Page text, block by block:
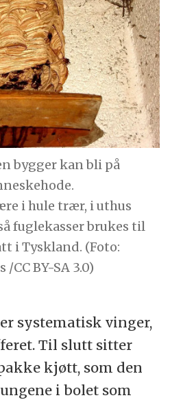
bygger kan bli på
i hule trær, i uthus
fuglekasser brukes til
i Tyskland. (Foto:
CC BY-SA 3.0)
systematisk vinger,
Til slutt sitter
kjøtt, som den
i bolet som